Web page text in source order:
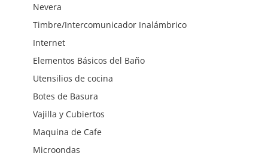
Nevera
Timbre/Intercomunicador Inalámbrico
Internet
Elementos Básicos del Baño
Utensilios de cocina
Botes de Basura
Vajilla y Cubiertos
Maquina de Cafe
Microondas